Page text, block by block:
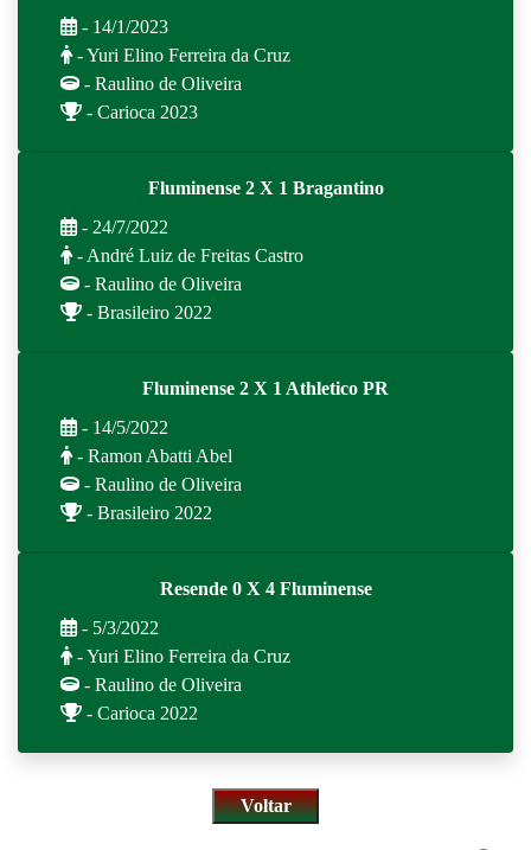
- 14/1/2023
- Yuri Elino Ferreira da Cruz
- Raulino de Oliveira
- Carioca 2023
Fluminense 2 X 1 Bragantino
- 24/7/2022
- André Luiz de Freitas Castro
- Raulino de Oliveira
- Brasileiro 2022
Fluminense 2 X 1 Athletico PR
- 14/5/2022
- Ramon Abatti Abel
- Raulino de Oliveira
- Brasileiro 2022
Resende 0 X 4 Fluminense
- 5/3/2022
- Yuri Elino Ferreira da Cruz
- Raulino de Oliveira
- Carioca 2022